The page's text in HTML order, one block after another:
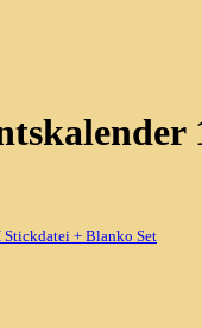
Stickdatei + Blanko Set